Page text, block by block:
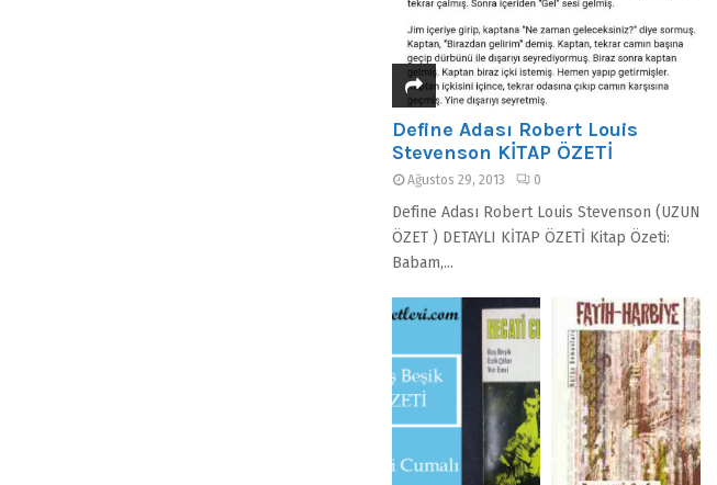
Define Adası Robert Louis
Stevenson KİTAP ÖZETİ
Ağustos 29, 2013 0
Define Adası Robert Louis Stevenson (UZUN
ÖZET ) DETAYLI KİTAP ÖZETİ Kitap Özeti:
Babam,...